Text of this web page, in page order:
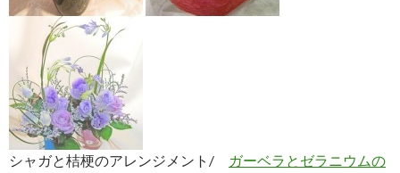
シャガと桔梗のアレンジメント/
ガーベラとゼラニウムの